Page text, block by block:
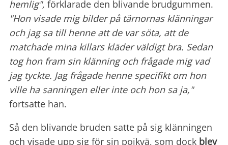
hemlig", förklarade den blivande brudgummen.
"Hon visade mig bilder på tärnornas klänningar
och jag sa till henne att de var söta, att de
matchade mina killars kläder väldigt bra. Sedan
tog hon fram sin klänning och frågade mig vad
jag tyckte. Jag frågade henne specifikt om hon
ville ha sanningen eller inte och hon sa ja,"
fortsatte han.
Så den blivande bruden satte på sig klänningen
och visade upp sig för sin pojkvä, som dock blev